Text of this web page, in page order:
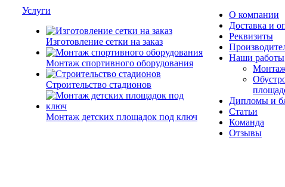
Услуги
Изготовление сетки на заказ
Монтаж спортивного оборудования
Строительство стадионов
Монтаж детских площадок под ключ
О компании
Доставка и
Реквизиты
Наши работы
Дипломы и
Статьи
Команда
Отзывы